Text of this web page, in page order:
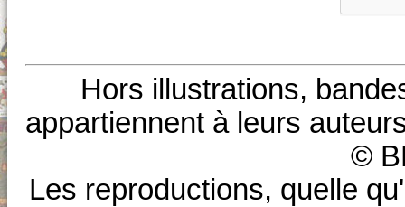
Hors illustrations,
appartiennent à leurs
©
Les reproductions, quelle